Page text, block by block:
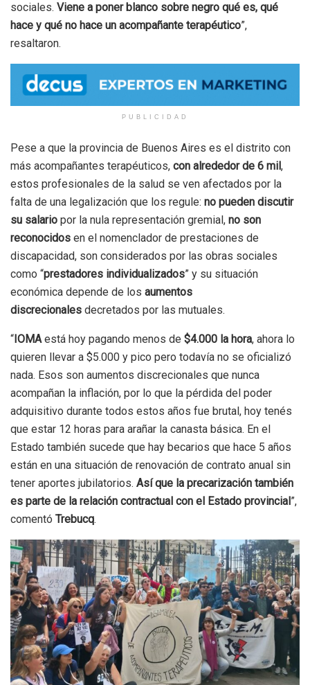
sociales. Viene a poner blanco sobre negro qué es, qué
hace y qué no hace un acompañante terapéutico”,
resaltaron.
PUBLICIDAD
Pese a que la provincia de Buenos Aires es el distrito con
más acompañantes terapéuticos, con alrededor de 6 mil,
estos profesionales de la salud se ven afectados por la
falta de una legalización que los regule: no pueden discutir
su salario por la nula representación gremial, no son
reconocidos en el nomenclador de prestaciones de
discapacidad, son considerados por las obras sociales
como “prestadores individualizados” y su situación
económica depende de los aumentos
discrecionales decretados por las mutuales.
“IOMA está hoy pagando menos de $4.000 la hora, ahora lo
quieren llevar a $5.000 y pico pero todavía no se oficializó
nada. Esos son aumentos discrecionales que nunca
acompañan la inflación, por lo que la pérdida del poder
adquisitivo durante todos estos años fue brutal, hoy tenés
que estar 12 horas para arañar la canasta básica. En el
Estado también sucede que hay becarios que hace 5 años
están en una situación de renovación de contrato anual sin
tener aportes jubilatorios. Así que la precarización también
es parte de la relación contractual con el Estado provincial”,
comentó Trebucq.